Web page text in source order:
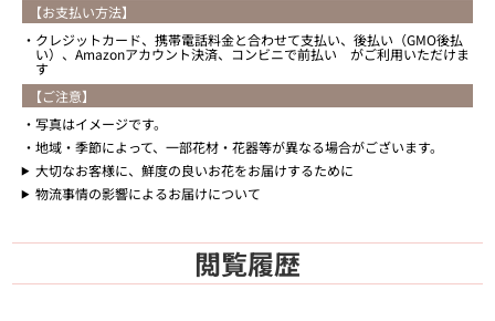
【お支払い方法】
クレジットカード、携帯電話料金と合わせて支払い、後払い（GMO後払
い）、Amazonアカウント決済、コンビニで前払い がご利用いただけま
す
【ご注意】
写真はイメージです。
地域・季節によって、一部花材・花器等が異なる場合がございます。
大切なお客様に、鮮度の良いお花をお届けするために
物流事情の影響によるお届けについて
閲覧履歴